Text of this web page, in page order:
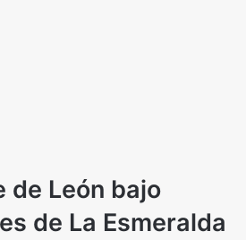
de León bajo
de La Esmeralda